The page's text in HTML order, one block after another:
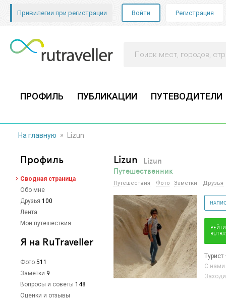
Привилегии при регистрации Войти Регистрация
ПРОФИЛЬ ПУБЛИКАЦИИ ПУТЕВОДИТЕЛИ
На главную » Lizun
Профиль
Сводная страница
Обо мне
Друзья 100
Лента
Мои путешествия
Я на RuTraveller
Фото 511
Заметки 9
Вопросы и советы 148
Оценки и отзывы
Lizun
Lizun
Путешественник
Путешествия Фото Заметки Друзья
С нами